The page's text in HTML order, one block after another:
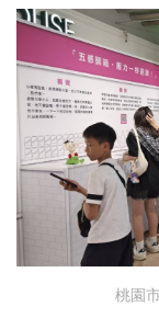
桃園